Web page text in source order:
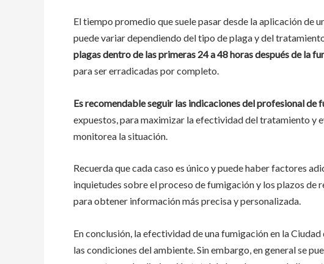
El tiempo promedio que suele pasar desde la aplicación de
puede variar dependiendo del tipo de plaga y del
plagas dentro de las primeras 24 a 48 horas después de la
para ser erradicadas por completo.
Es recomendable seguir las indicaciones del profesional de
expuestos, para maximizar la efectividad del tratamiento y
monitorea la situación.
Recuerda que cada caso es único y puede haber factores
inquietudes sobre el proceso de fumigación y los plazos de
para obtener información más precisa y personalizada.
En conclusión, la efectividad de una fumigación en la
las condiciones del ambiente. Sin embargo, en general se